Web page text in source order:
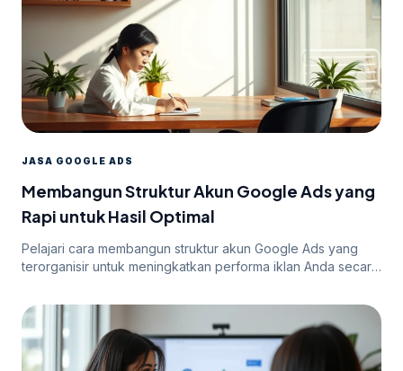
JASA GOOGLE ADS
Membangun Struktur Akun Google Ads yang
Rapi untuk Hasil Optimal
Pelajari cara membangun struktur akun Google Ads yang
terorganisir untuk meningkatkan performa iklan Anda secara